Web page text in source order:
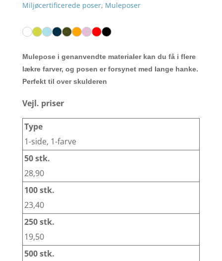
Miljøcertificerede poser, Muleposer
Mulepose i genanvendte materialer kan du få i flere
lækre farver, og posen er forsynet med lange hanke.
Perfekt til over skulderen
Vejl. priser
1-side, 1-farve
28,90
23,40
19,50